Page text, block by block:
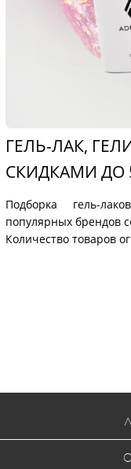
ГЕЛЬ-ЛАК,
СКИДКАМИ ДО
Подборка гель-
популярных брендов
Количество товаров